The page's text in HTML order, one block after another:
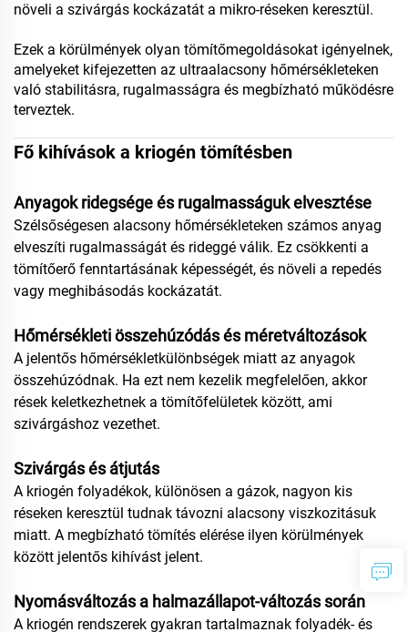
növeli a szivárgás kockázatát a mikro-réseken keresztül.
Ezek a körülmények olyan tömítőmegoldásokat igényelnek,
amelyeket kifejezetten az ultraalacsony hőmérsékleteken
való stabilitásra, rugalmasságra és megbízható működésre
terveztek.
Fő kihívások a kriogén tömítésben
Anyagok ridegsége és rugalmasságuk elvesztése
Szélsőségesen alacsony hőmérsékleteken számos anyag
elveszíti rugalmasságát és rideggé válik. Ez csökkenti a
tömítőerő fenntartásának képességét, és növeli a repedés
vagy meghibásodás kockázatát.
Hőmérsékleti összehúzódás és méretváltozások
A jelentős hőmérsékletkülönbségek miatt az anyagok
összehúzódnak. Ha ezt nem kezelik megfelelően, akkor
rések keletkezhetnek a tömítőfelületek között, ami
szivárgáshoz vezethet.
Szivárgás és átjutás
A kriogén folyadékok, különösen a gázok, nagyon kis
réseken keresztül tudnak távozni alacsony viszkozitásuk
miatt. A megbízható tömítés elérése ilyen körülmények
között jelentős kihívást jelent.
Nyomásváltozás a halmazállapot-változás során
A kriogén rendszerek gyakran tartalmaznak folyadék- és